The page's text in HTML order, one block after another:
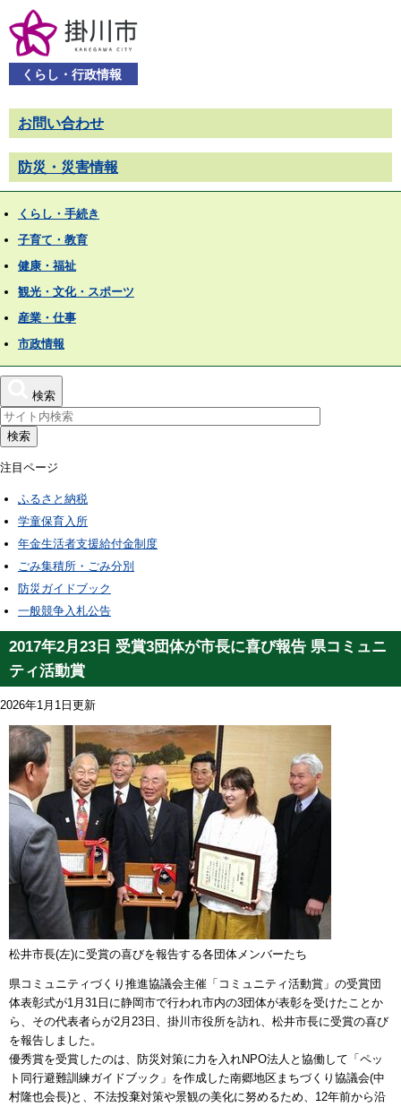
くらし・行政情報
お問い合わせ
防災・災害情報
くらし・手続き
子育て・教育
健康・福祉
観光・文化・スポーツ
産業・仕事
市政情報
検索
検索
注目ページ
ふるさと納税
学童保育入所
年金生活者支援給付金制度
ごみ集積所・ごみ分別
防災ガイドブック
一般競争入札公告
2017年2月23日 受賞3団体が市長に喜び報告 県コミュニ
ティ活動賞
2026年1月1日更新
松井市長(左)に受賞の喜びを報告する各団体メンバーたち
県コミュニティづくり推進協議会主催「コミュニティ活動賞」の受賞団
体表彰式が1月31日に静岡市で行われ市内の3団体が表彰を受けたことか
ら、その代表者らが2月23日、掛川市役所を訪れ、松井市長に受賞の喜び
を報告しました。
優秀賞を受賞したのは、防災対策に力を入れNPO法人と協働して「ペッ
ト同行避難訓練ガイドブック」を作成した南郷地区まちづくり協議会(中
村隆也会長)と、不法投棄対策や景観の美化に努めるため、12年前から沿